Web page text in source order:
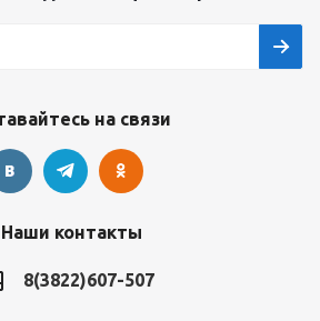
на связи
Наши контакты
8(3822)607-507